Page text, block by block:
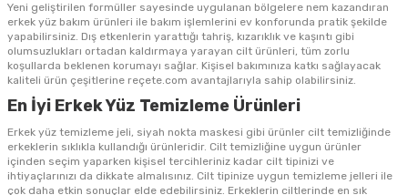
Yeni geliştirilen formüller sayesinde uygulanan bölgelere nem kazandıran
erkek yüz bakım ürünleri ile bakım işlemlerini ev konforunda pratik şekilde
yapabilirsiniz. Dış etkenlerin yarattığı tahriş, kızarıklık ve kaşıntı gibi
olumsuzlukları ortadan kaldırmaya yarayan cilt ürünleri, tüm zorlu
koşullarda beklenen korumayı sağlar. Kişisel bakımınıza katkı sağlayacak
kaliteli ürün çeşitlerine reçete.com avantajlarıyla sahip olabilirsiniz.
En İyi Erkek Yüz Temizleme Ürünleri
Erkek yüz temizleme jeli, siyah nokta maskesi gibi ürünler cilt temizliğinde
erkeklerin sıklıkla kullandığı ürünleridir. Cilt temizliğine uygun ürünler
içinden seçim yaparken kişisel tercihleriniz kadar cilt tipinizi ve
ihtiyaçlarınızı da dikkate almalısınız. Cilt tipinize uygun temizleme jelleri ile
çok daha etkin sonuçlar elde edebilirsiniz. Erkeklerin ciltlerinde en sık